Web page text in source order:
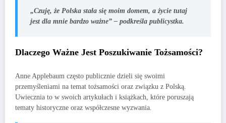
„Czuję, że Polska stała się moim domem, a życie tutaj
jest dla mnie bardzo ważne” – podkreśla publicystka.
Dlaczego Ważne Jest Poszukiwanie Tożsamości?
Anne Applebaum często publicznie dzieli się swoimi
przemyśleniami na temat tożsamości oraz związku z Polską.
Uwiecznia to w swoich artykułach i książkach, które poruszają
tematy historyczne oraz współczesne wyzwania.